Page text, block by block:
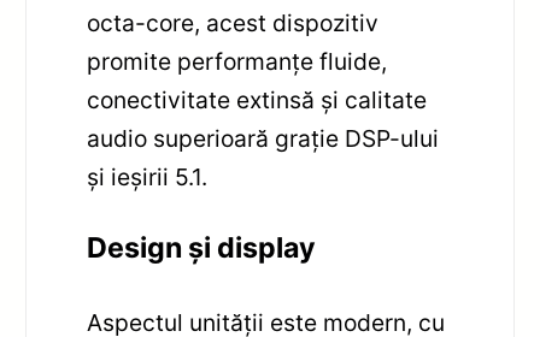
octa-core, acest dispozitiv
promite performanțe fluide,
conectivitate extinsă și calitate
audio superioară grație DSP-ului
și ieșirii 5.1.
Design și display
Aspectul unității este modern, cu